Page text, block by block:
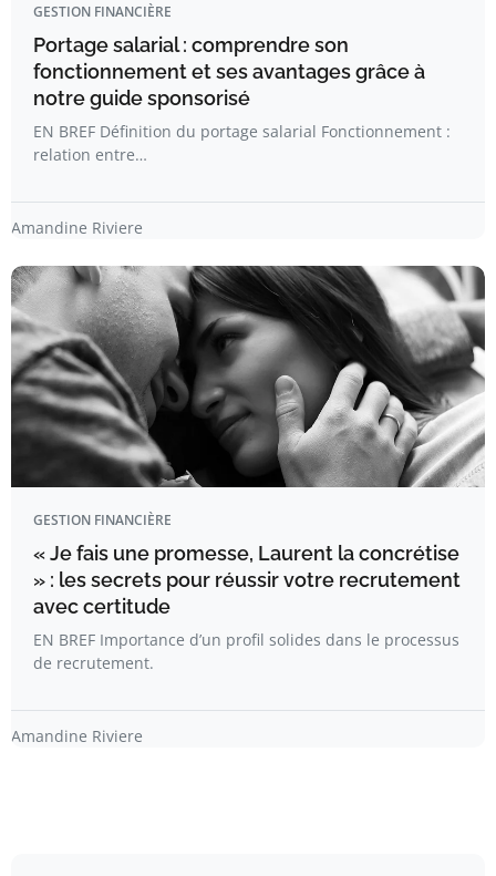
GESTION FINANCIÈRE
Portage salarial : comprendre son
fonctionnement et ses avantages grâce à
notre guide sponsorisé
EN BREF Définition du portage salarial Fonctionnement :
relation entre…
Amandine Riviere
GESTION FINANCIÈRE
« Je fais une promesse, Laurent la concrétise
» : les secrets pour réussir votre recrutement
avec certitude
EN BREF Importance d’un profil solides dans le processus
de recrutement.
Amandine Riviere